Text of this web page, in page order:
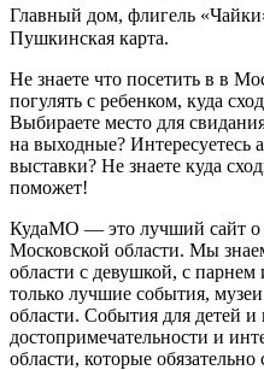
Главный дом, флигель
Пушкинская карта.
Не знаете что посетить в в
погулять с ребенком, куда
Выбираете место для
на выходные?
выставки? Не знаете куда
поможет!
КудаМО — это лучший сайт о
Московской области. Мы
области с девушкой, с
только лучшие события,
области. События для детей
достопримечательности и
области, которые обязательно